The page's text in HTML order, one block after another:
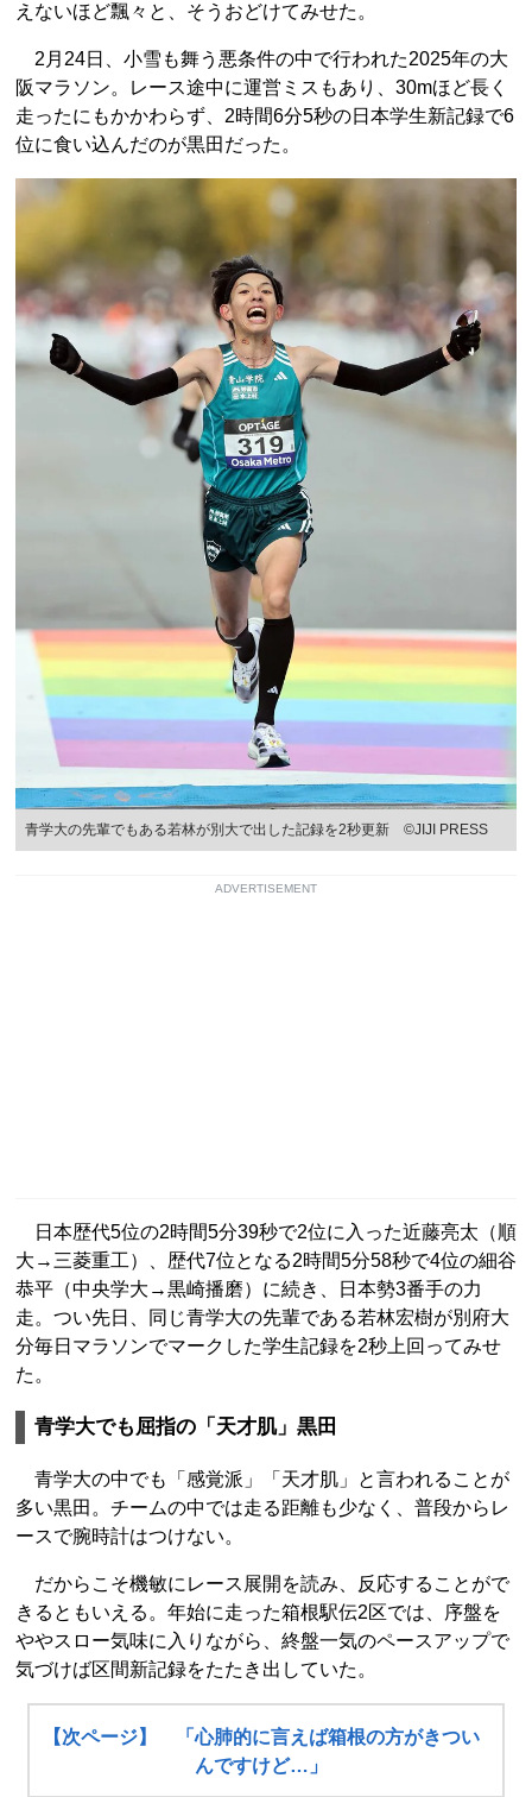
えないほど飄々と、そうおどけてみせた。
2月24日、小雪も舞う悪条件の中で行われた2025年の大
阪マラソン。レース途中に運営ミスもあり、30mほど長く
走ったにもかかわらず、2時間6分5秒の日本学生新記録で6
位に食い込んだのが黒田だった。
青学大の先輩でもある若林が別大で出した記録を2秒更新 ©︎JIJI PRESS
ADVERTISEMENT
日本歴代5位の2時間5分39秒で2位に入った近藤亮太（順
大→三菱重工）、歴代7位となる2時間5分58秒で4位の細谷
恭平（中央学大→黒崎播磨）に続き、日本勢3番手の力
走。つい先日、同じ青学大の先輩である若林宏樹が別府大
分毎日マラソンでマークした学生記録を2秒上回ってみせ
た。
青学大でも屈指の「天才肌」黒田
青学大の中でも「感覚派」「天才肌」と言われることが
多い黒田。チームの中では走る距離も少なく、普段からレ
ースで腕時計はつけない。
だからこそ機敏にレース展開を読み、反応することがで
きるともいえる。年始に走った箱根駅伝2区では、序盤を
ややスロー気味に入りながら、終盤一気のペースアップで
気づけば区間新記録をたたき出していた。
【次ページ】 「心肺的に言えば箱根の方がきつい
んですけど…」